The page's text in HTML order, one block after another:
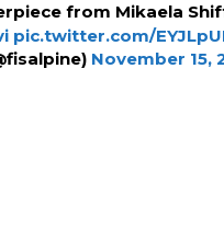
from Mikaela
pic.twitter.com/
November 15,